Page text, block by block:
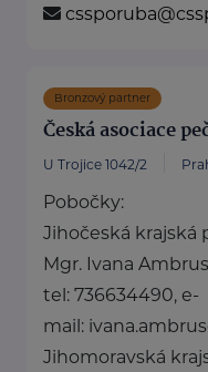
Bronzový partner
Česká asociace
U Trojice 1042/2
Pobočky:
Jihočeská krajská
Mgr. Ivana
tel: 736634490, e-
mail:
Jihomoravská